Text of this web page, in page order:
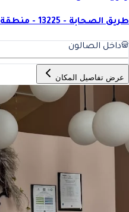
طريق الصحابة - 13225 - منطقة الرياض - Saudi Arabia
داخل الصالون
عرض تفاصيل المكان